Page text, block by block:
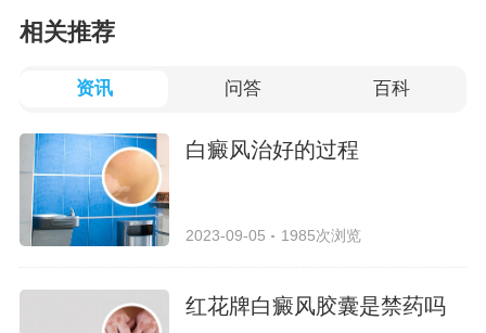
相关推荐
资讯 问答 百科
白癜风治好的过程
2023-09-05 1985次浏览
红花牌白癜风胶囊是禁药吗